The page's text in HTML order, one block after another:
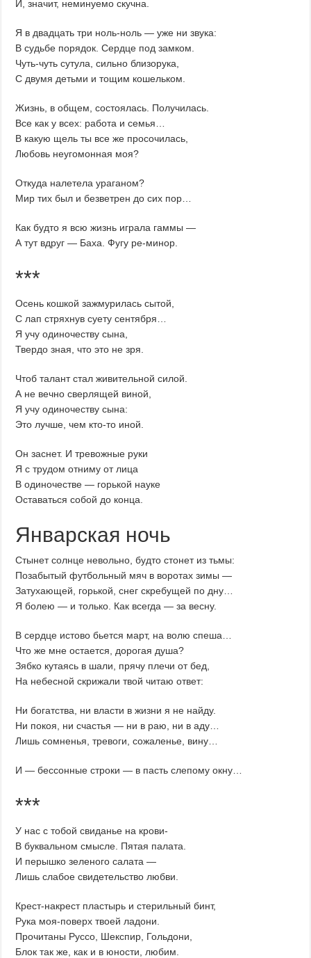
И, значит, неминуемо скучна.
Я в двадцать три ноль-ноль — уже ни звука:
В судьбе порядок. Сердце под замком.
Чуть-чуть сутула, сильно близорука,
С двумя детьми и тощим кошельком.
Жизнь, в общем, состоялась. Получилась.
Все как у всех: работа и семья…
В какую щель ты все же просочилась,
Любовь неугомонная моя?
Откуда налетела ураганом?
Мир тих был и безветрен до сих пор…
Как будто я всю жизнь играла гаммы —
А тут вдруг — Баха. Фугу ре-минор.
***
Осень кошкой зажмурилась сытой,
С лап стряхнув суету сентября…
Я учу одиночеству сына,
Твердо зная, что это не зря.
Чтоб талант стал живительной силой.
А не вечно сверлящей виной,
Я учу одиночеству сына:
Это лучше, чем кто-то иной.
Он заснет. И тревожные руки
Я с трудом отниму от лица
В одиночестве — горькой науке
Оставаться собой до конца.
Январская ночь
Стынет солнце невольно, будто стонет из тьмы:
Позабытый футбольный мяч в воротах зимы —
Затухающей, горькой, снег скребущей по дну…
Я болею — и только. Как всегда — за весну.
В сердце истово бьется март, на волю спеша…
Что же мне остается, дорогая душа?
Зябко кутаясь в шали, прячу плечи от бед,
На небесной скрижали твой читаю ответ:
Ни богатства, ни власти в жизни я не найду.
Ни покоя, ни счастья — ни в раю, ни в аду…
Лишь сомненья, тревоги, сожаленье, вину…
И — бессонные строки — в пасть слепому окну…
***
У нас с тобой свиданье на крови-
В буквальном смысле. Пятая палата.
И перышко зеленого салата —
Лишь слабое свидетельство любви.
Крест-накрест пластырь и стерильный бинт,
Рука моя-поверх твоей ладони.
Прочитаны Руссо, Шекспир, Гольдони,
Блок так же, как и в юности, любим.